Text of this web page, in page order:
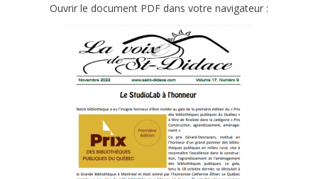
Ouvrir le document PDF dans votre navigateur :